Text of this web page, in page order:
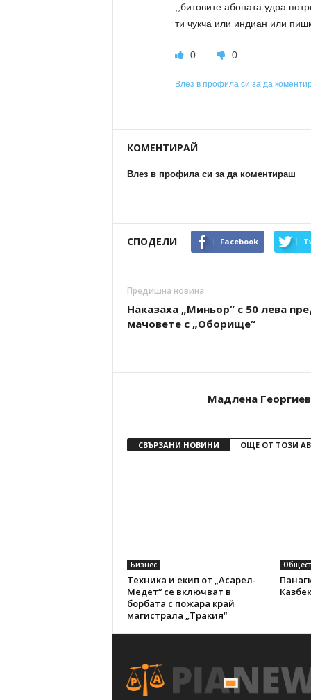
,,битовите абоната удра
ти чукча или индиан или
0 0
Влез в профила си за да
КОМЕНТИРАЙ
Влез в профила си за да коментираш
СПОДЕЛИ Facebook
Предишна новина
Наказаха „Миньор“ с 50 лева
мачовете с „Оборище“
Мадлена
СВЪРЗАНИ НОВИНИ ОЩЕ ОТ ТОЗИ
Бизнес
Техника и екип от „Асарел-
Медет“ се включват в
борбата с пожара край
магистрала „Тракия“